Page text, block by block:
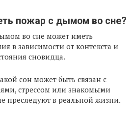
пожар с дымом во сне?
во сне может иметь
в зависимости от контекста и
сновидца.
сон может быть связан с
стрессом или знакомыми
преследуют в реальной жизни.